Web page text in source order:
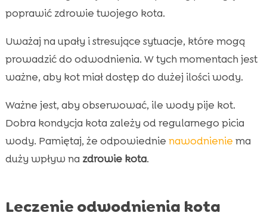
poprawić zdrowie twojego kota.
Uważaj na upały i stresujące sytuacje, które mogą
prowadzić do odwodnienia. W tych momentach jest
ważne, aby kot miał dostęp do dużej ilości wody.
Ważne jest, aby obserwować, ile wody pije kot.
Dobra kondycja kota zależy od regularnego picia
wody. Pamiętaj, że odpowiednie nawodnienie ma
duży wpływ na zdrowie kota.
Leczenie odwodnienia kota